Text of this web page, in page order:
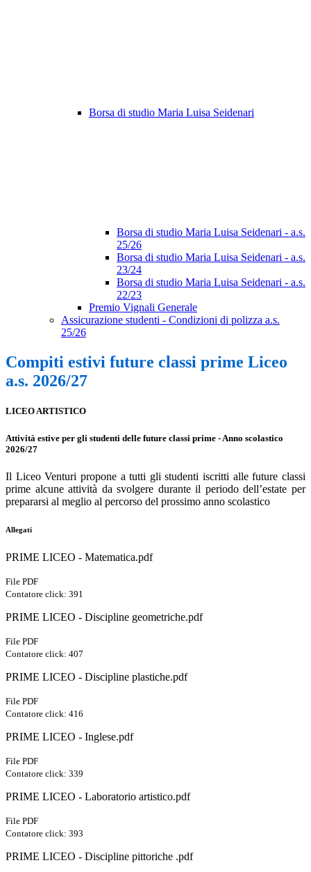
Borsa di studio Maria Luisa Seidenari
Borsa di studio Maria Luisa Seidenari - a.s.
25/26
Borsa di studio Maria Luisa Seidenari - a.s.
23/24
Borsa di studio Maria Luisa Seidenari - a.s.
22/23
Premio Vignali Generale
Assicurazione studenti - Condizioni di polizza a.s.
25/26
Compiti estivi future classi prime Liceo
a.s. 2026/27
LICEO ARTISTICO
Attività estive per gli studenti delle future classi prime - Anno scolastico
2026/27
Il Liceo Venturi propone a tutti gli studenti iscritti alle future classi
prime alcune attività da svolgere durante il periodo dell’estate per
prepararsi al meglio al percorso del prossimo anno scolastico
Allegati
PRIME LICEO - Matematica.pdf
File PDF
Contatore click: 391
PRIME LICEO - Discipline geometriche.pdf
File PDF
Contatore click: 407
PRIME LICEO - Discipline plastiche.pdf
File PDF
Contatore click: 416
PRIME LICEO - Inglese.pdf
File PDF
Contatore click: 339
PRIME LICEO - Laboratorio artistico.pdf
File PDF
Contatore click: 393
PRIME LICEO - Discipline pittoriche .pdf